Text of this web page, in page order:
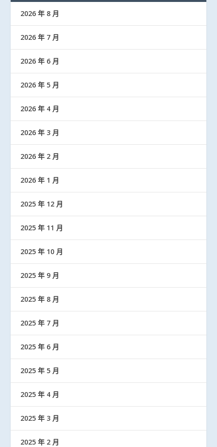
2026 年 8 月
2026 年 7 月
2026 年 6 月
2026 年 5 月
2026 年 4 月
2026 年 3 月
2026 年 2 月
2026 年 1 月
2025 年 12 月
2025 年 11 月
2025 年 10 月
2025 年 9 月
2025 年 8 月
2025 年 7 月
2025 年 6 月
2025 年 5 月
2025 年 4 月
2025 年 3 月
2025 年 2 月